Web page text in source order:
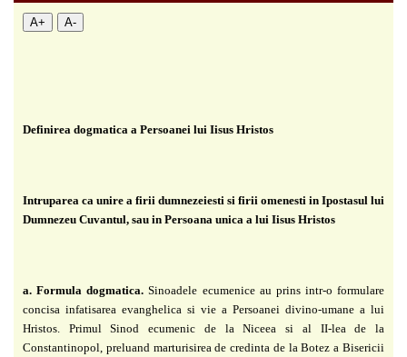
A+ A-
Definirea dogmatica a Persoanei lui Iisus Hristos
Intruparea ca unire a firii dumnezeiesti si firii omenesti in Ipostasul lui
Dumnezeu Cuvantul, sau in Persoana unica a lui Iisus Hristos
a. Formula dogmatica. Sinoadele ecumenice au prins intr-o formulare
concisa infatisarea evanghelica si vie a Persoanei divino-umane a lui
Hristos. Primul Sinod ecumenic de la Niceea si al II-lea de la
Constantinopol, preluand marturisirea de credinta de la Botez a Bisericii